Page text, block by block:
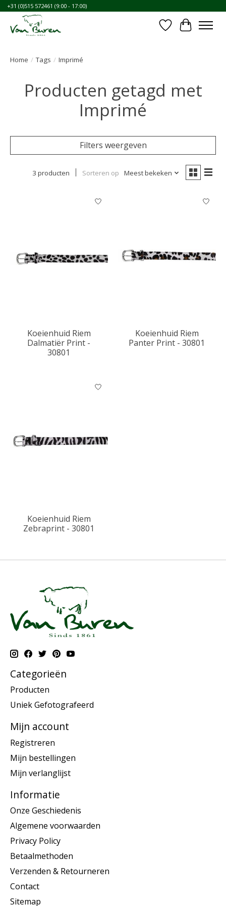
+31 (0)515 572461 (9:00 - 17:00)
Verlanglijst
Home / Tags / Imprimé
Producten getagd met
Imprimé
Filters weergeven
3 producten Sorteren op Meest bekeken
Koeienhuid Riem
Dalmatiër Print -
30801
Koeienhuid Riem
Panter Print - 30801
Koeienhuid Riem
Zebraprint - 30801
Categorieën
Producten
Uniek Gefotografeerd
Mijn account
Registreren
Mijn bestellingen
Mijn verlanglijst
Informatie
Onze Geschiedenis
Algemene voorwaarden
Privacy Policy
Betaalmethoden
Verzenden & Retourneren
Contact
Sitemap